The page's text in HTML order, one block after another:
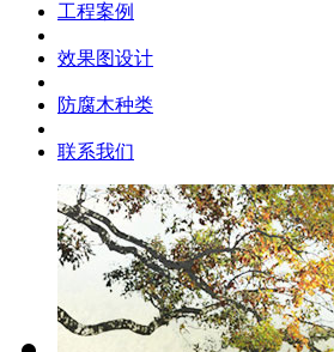
工程案例
效果图设计
防腐木种类
联系我们